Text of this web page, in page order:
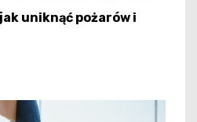
uniknąć pożarów i